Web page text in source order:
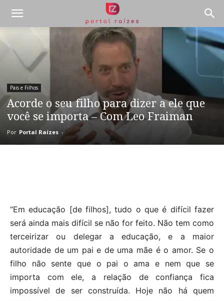
Pais e Filhos
Acorde o seu filho para dizer a ele que
você se importa – Com Leo Fraiman
Por Portal Raízes -
“Em educação [de filhos], tudo o que é difícil fazer
será ainda mais difícil se não for feito. Não tem como
terceirizar ou delegar a educação, e a maior
autoridade de um pai e de uma mãe é o amor. Se o
filho não sente que o pai o ama e nem que se
importa com ele, a relação de confiança fica
impossível de ser construída. Hoje não há quem